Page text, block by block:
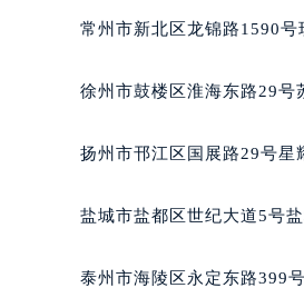
大连市中
东莞市东
南通市崇
武汉市江
合肥市蜀山
常州市新北区龙锦路1590号
徐州市鼓楼区淮海东路29号
扬州市邗江区国展路29号星
盐城市盐都区世纪大道5号
泰州市海陵区永定东路399